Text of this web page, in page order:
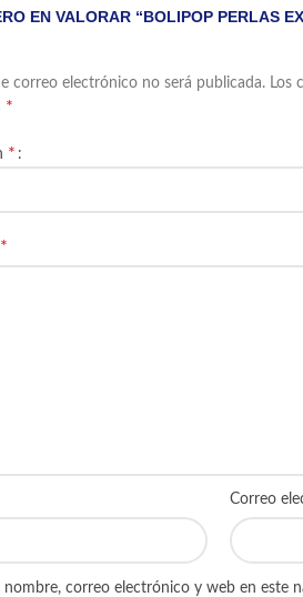
EN VALORAR “BOLIPOP PERLAS
correo electrónico no será publicada. Los
*
*
*
Correo
nombre, correo electrónico y web en este